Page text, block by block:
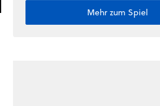
Mehr zum Spiel